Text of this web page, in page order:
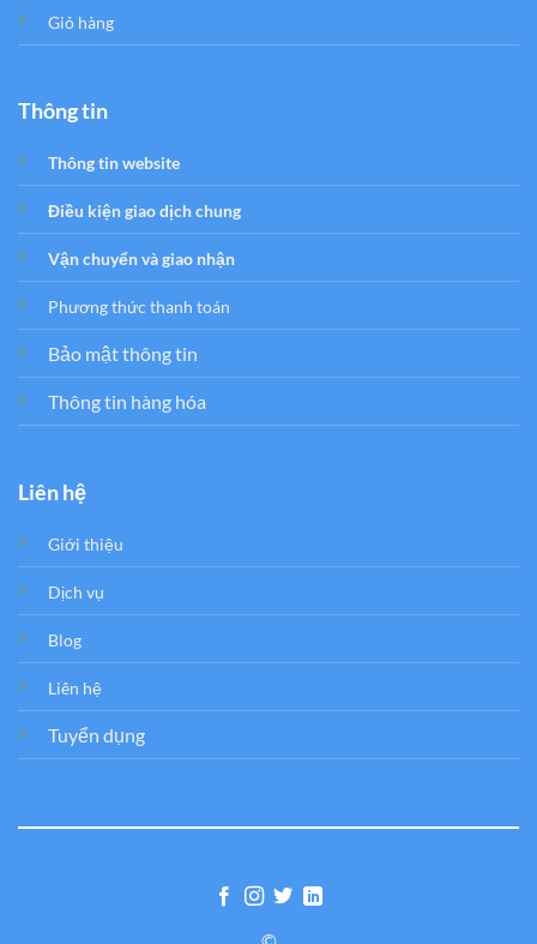
Giỏ hàng
Thông tin
Thông tin website
Điều kiện giao dịch chung
Vận chuyển và giao nhận
Phương thức thanh toán
Bảo mật thông tin
Thông tin hàng hóa
Liên hệ
Giới thiệu
Dịch vụ
Blog
Liên hệ
Tuyển dụng